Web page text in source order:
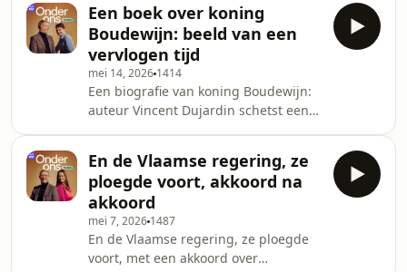
Een boek over koning
Boudewijn: beeld van een
vervlogen tijd
mei 14, 2026 1414
Een biografie van koning Boudewijn:
auteur Vincent Dujardin schetst een
En de Vlaamse regering, ze
ploegde voort, akkoord na
akkoord
mei 7, 2026 1487
En de Vlaamse regering, ze ploegde
voort, met een akkoord over